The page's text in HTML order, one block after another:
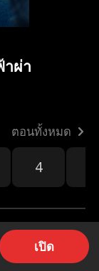
ผ่า
ตอนทั้งหมด
4
แชร์
เปิด